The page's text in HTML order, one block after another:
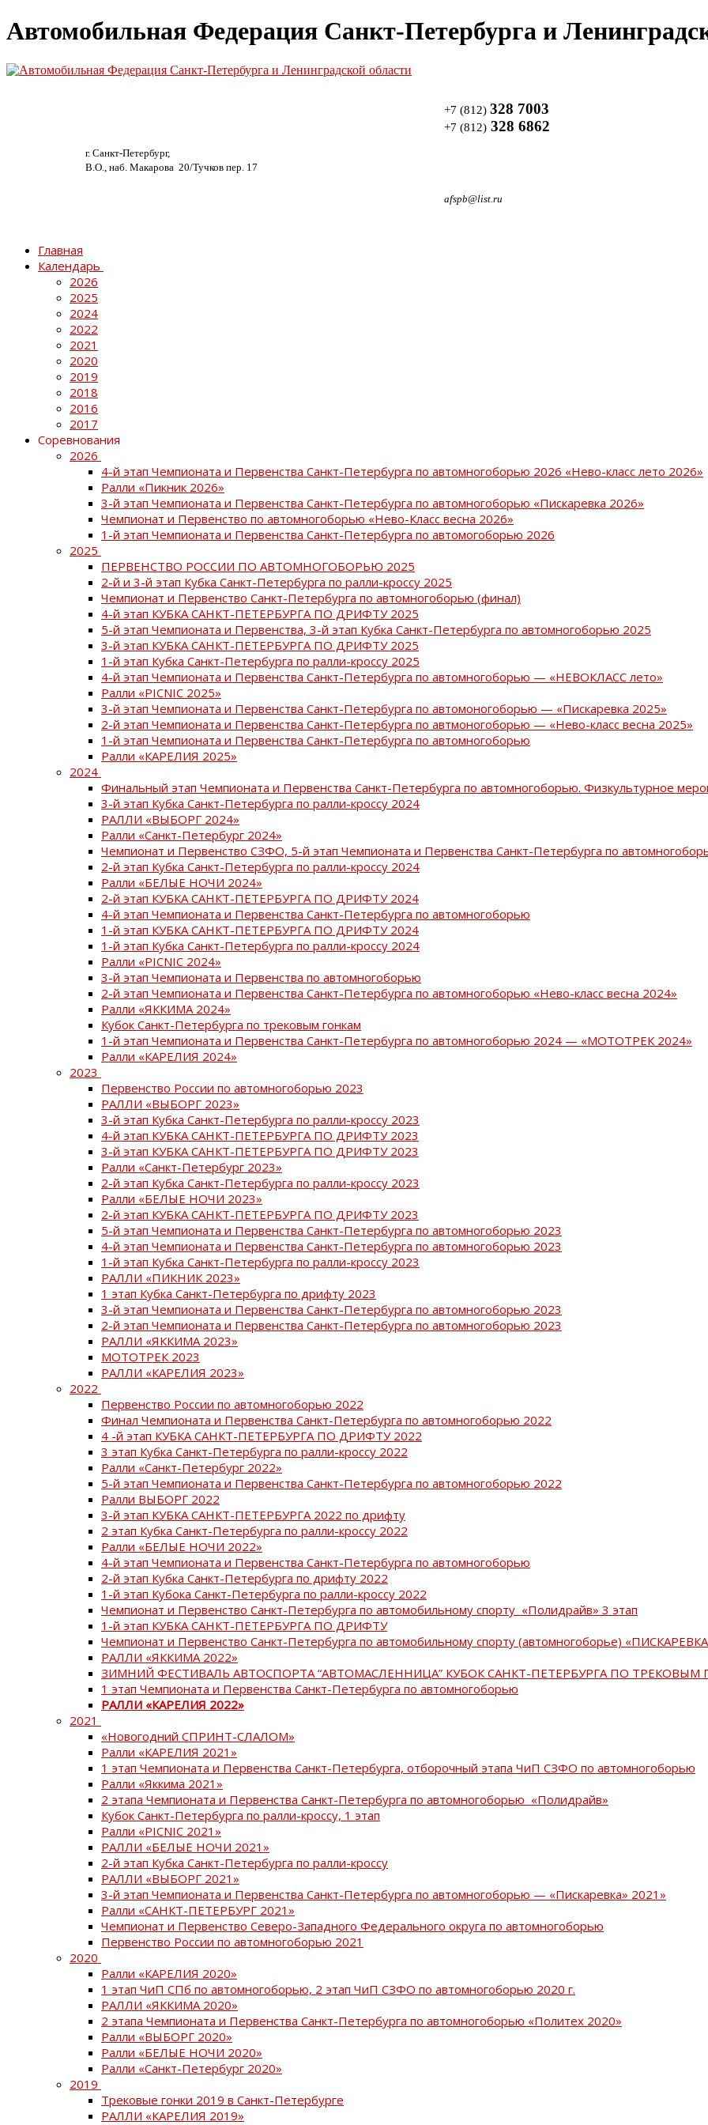
Автомобильная Федерация Санкт-Петербурга и
г. Санкт-Петербург,
В.О., наб. Макарова 20/Тучков пер. 17
+7 (812) 328 7003
+7 (812) 328 6862
afspb@list.ru
Главная
Календарь
2026
2025
2024
2022
2021
2020
2019
2018
2016
2017
Соревнования
2026
4-й этап Чемпионата и Первенства Санкт-Петербурга по автомногоборью 2026 «Нево-класс лето 2026»
Ралли «Пикник 2026»
3-й этап Чемпионата и Первенства Санкт-Петербурга по автомногоборью «Пискаревка 2026»
Чемпионат и Первенство по автомногоборью «Нево-Класс весна 2026»
1-й этап Чемпионата и Первенства Санкт-Петербурга по автомогоборью 2026
2025
ПЕРВЕНСТВО РОССИИ ПО АВТОМНОГОБОРЬЮ 2025
2-й и 3-й этап Кубка Санкт-Петербурга по ралли-кроссу 2025
Чемпионат и Первенство Санкт-Петербурга по автомногоборью (финал)
4-й этап КУБКА САНКТ-ПЕТЕРБУРГА ПО ДРИФТУ 2025
5-й этап Чемпионата и Первенства, 3-й этап Кубка Санкт-Петербурга по автомногоборью 2025
3-й этап КУБКА САНКТ-ПЕТЕРБУРГА ПО ДРИФТУ 2025
1-й этап Кубка Санкт-Петербурга по ралли-кроссу 2025
4-й этап Чемпионата и Первенства Санкт-Петербурга по автомногоборью — «НЕВОКЛАСС лето»
Ралли «PICNIC 2025»
3-й этап Чемпионата и Первенства Санкт-Петербурга по автомоногоборью — «Пискаревка 2025»
2-й этап Чемпионата и Первенства Санкт-Петербурга по автмоногоборью — «Нево-класс весна 2025»
1-й этап Чемпионата и Первенства Санкт-Петербурга по автомногоборью
Ралли «КАРЕЛИЯ 2025»
2024
Финальный этап Чемпионата и Первенства Санкт-Петербурга по автомногоборью. Физкультурное
3-й этап Кубка Санкт-Петербурга по ралли-кроссу 2024
РАЛЛИ «ВЫБОРГ 2024»
Ралли «Санкт-Петербург 2024»
Чемпионат и Первенство СЗФО, 5-й этап Чемпионата и Первенства Санкт-Петербурга по
2-й этап Кубка Санкт-Петербурга по ралли-кроссу 2024
Ралли «БЕЛЫЕ НОЧИ 2024»
2-й этап КУБКА САНКТ-ПЕТЕРБУРГА ПО ДРИФТУ 2024
4-й этап Чемпионата и Первенства Санкт-Петербурга по автомногоборью
1-й этап КУБКА САНКТ-ПЕТЕРБУРГА ПО ДРИФТУ 2024
1-й этап Кубка Санкт-Петербурга по ралли-кроссу 2024
Ралли «PICNIC 2024»
3-й этап Чемпионата и Первенства по автомногоборью
2-й этап Чемпионата и Первенства Санкт-Петербурга по автомногоборью «Нево-класс весна 2024»
Ралли «ЯККИМА 2024»
Кубок Санкт-Петербурга по трековым гонкам
1-й этап Чемпионата и Первенства Санкт-Петербурга по автомногоборью 2024 — «МОТОТРЕК 2024»
Ралли «КАРЕЛИЯ 2024»
2023
Первенство России по автомногоборью 2023
РАЛЛИ «ВЫБОРГ 2023»
3-й этап Кубка Санкт-Петербурга по ралли-кроссу 2023
4-й этап КУБКА САНКТ-ПЕТЕРБУРГА ПО ДРИФТУ 2023
3-й этап КУБКА САНКТ-ПЕТЕРБУРГА ПО ДРИФТУ 2023
Ралли «Санкт-Петербург 2023»
2-й этап Кубка Санкт-Петербурга по ралли-кроссу 2023
Ралли «БЕЛЫЕ НОЧИ 2023»
2-й этап КУБКА САНКТ-ПЕТЕРБУРГА ПО ДРИФТУ 2023
5-й этап Чемпионата и Первенства Санкт-Петербурга по автомногоборью 2023
4-й этап Чемпионата и Первенства Санкт-Петербурга по автомногоборью 2023
1-й этап Кубка Санкт-Петербурга по ралли-кроссу 2023
РАЛЛИ «ПИКНИК 2023»
1 этап Кубка Санкт-Петербурга по дрифту 2023
3-й этап Чемпионата и Первенства Санкт-Петербурга по автомногоборью 2023
2-й этап Чемпионата и Первенства Санкт-Петербурга по автомногоборью 2023
РАЛЛИ «ЯККИМА 2023»
МОТОТРЕК 2023
РАЛЛИ «КАРЕЛИЯ 2023»
2022
Первенство России по автомногоборью 2022
Финал Чемпионата и Первенства Санкт-Петербурга по автомногоборью 2022
4 -й этап КУБКА САНКТ-ПЕТЕРБУРГА ПО ДРИФТУ 2022
3 этап Кубка Санкт-Петербурга по ралли-кроссу 2022
Ралли «Санкт-Петербург 2022»
5-й этап Чемпионата и Первенства Санкт-Петербурга по автомногоборью 2022
Ралли ВЫБОРГ 2022
3-й этап КУБКА САНКТ-ПЕТЕРБУРГА 2022 по дрифту
2 этап Кубка Санкт-Петербурга по ралли-кроссу 2022
Ралли «БЕЛЫЕ НОЧИ 2022»
4-й этап Чемпионата и Первенства Санкт-Петербурга по автомногоборью
2-й этап Кубка Санкт-Петербурга по дрифту 2022
1-й этап Кубока Санкт-Петербурга по ралли-кроссу 2022
Чемпионат и Первенство Санкт-Петербурга по автомобильному спорту «Полидрайв» 3 этап
1-й этап КУБКА САНКТ-ПЕТЕРБУРГА ПО ДРИФТУ
Чемпионат и Первенство Санкт-Петербурга по автомобильному спорту (автомногоборье)
РАЛЛИ «ЯККИМА 2022»
ЗИМНИЙ ФЕСТИВАЛЬ АВТОСПОРТА “АВТОМАСЛЕННИЦА” КУБОК САНКТ-ПЕТЕРБУРГА ПО ТРЕКОВЫМ
1 этап Чемпионата и Первенства Санкт-Петербурга по автомногоборью
РАЛЛИ «КАРЕЛИЯ 2022»
2021
«Новогодний СПРИНТ-СЛАЛОМ»
Ралли «КАРЕЛИЯ 2021»
1 этап Чемпионата и Первенства Санкт-Петербурга, отборочный этапа ЧиП СЗФО по автомногоборью
Ралли «Яккима 2021»
2 этапа Чемпионата и Первенства Санкт-Петербурга по автомногоборью «Полидрайв»
Кубок Санкт-Петербурга по ралли-кроссу, 1 этап
Ралли «PICNIC 2021»
РАЛЛИ «БЕЛЫЕ НОЧИ 2021»
2-й этап Кубка Санкт-Петербурга по ралли-кроссу
РАЛЛИ «ВЫБОРГ 2021»
3-й этап Чемпионата и Первенства Санкт-Петербурга по автомногоборью — «Пискаревка» 2021»
Ралли «САНКТ-ПЕТЕРБУРГ 2021»
Чемпионат и Первенство Северо-Западного Федерального округа по автомногоборью
Первенство России по автомногоборью 2021
2020
Ралли «КАРЕЛИЯ 2020»
1 этап ЧиП СПб по автомногоборью, 2 этап ЧиП СЗФО по автомногоборью 2020 г.
РАЛЛИ «ЯККИМА 2020»
2 этапа Чемпионата и Первенства Санкт-Петербурга по автомногоборью «Политех 2020»
Ралли «ВЫБОРГ 2020»
Ралли «БЕЛЫЕ НОЧИ 2020»
Ралли «Санкт-Петербург 2020»
2019
Трековые гонки 2019 в Санкт-Петербурге
РАЛЛИ «КАРЕЛИЯ 2019»